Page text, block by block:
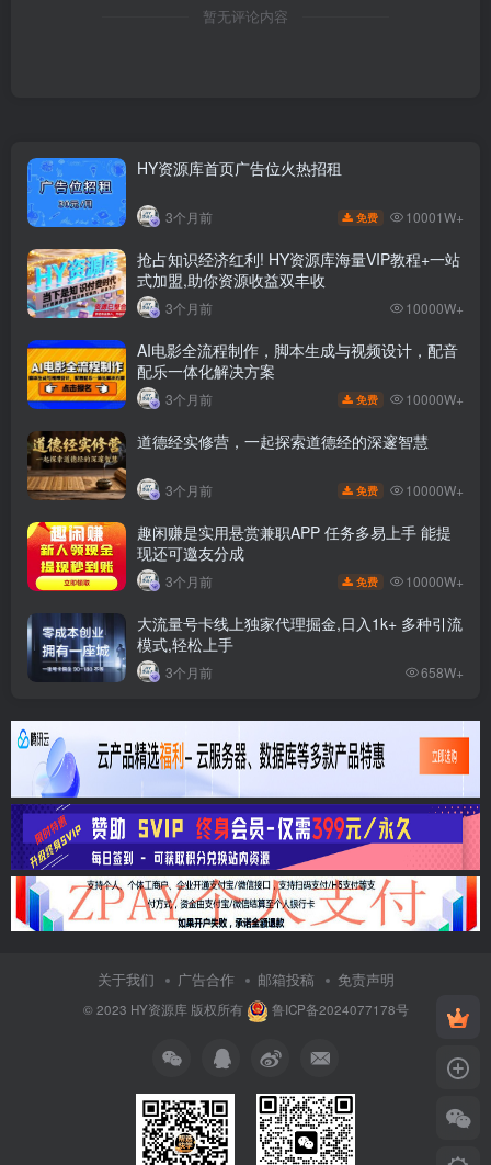
暂无评论内容
HY资源库首页广告位火热招租
3个月前 免费 10001W+
抢占知识经济红利! HY资源库海量VIP教程+一站
式加盟,助你资源收益双丰收
3个月前 10000W+
AI电影全流程制作，脚本生成与视频设计，配音
配乐一体化解决方案
3个月前 免费 10000W+
道德经实修营，一起探索道德经的深邃智慧
3个月前 免费 10000W+
趣闲赚是实用悬赏兼职APP 任务多易上手 能提
现还可邀友分成
3个月前 免费 10000W+
大流量号卡线上独家代理掘金,日入1k+ 多种引流
模式,轻松上手
3个月前 658W+
关于我们 广告合作 邮箱投稿 免责声明
© 2023 HY资源库版权所有 鲁ICP备2024077178号